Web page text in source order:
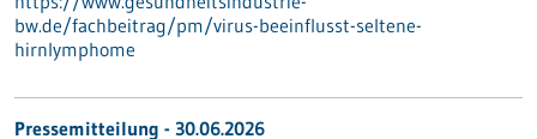
bw.de/fachbeitrag/pm/virus-beeinflusst-seltene-
hirnlymphome
Pressemitteilung - 30.06.2026